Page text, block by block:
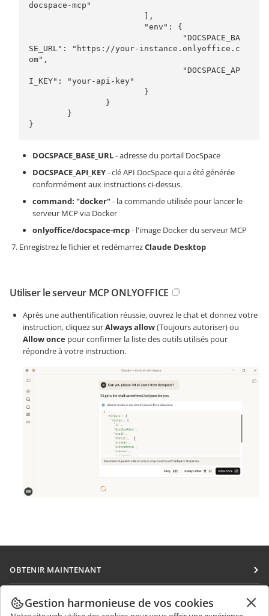
docspace-mcp"
SE_URL": "https://your-instance.onlyoffice.c
om",
I_KEY": "your-api-key"
DOCSPACE_BASE_URL- adresse du portail DocSpace
DOCSPACE_API_KEY- clé API DocSpace qui a été générée
conformément aux instructions ci-dessus.
command: "docker"- la commande utilisée pour lancer le
serveur MCP via Docker
onlyoffice/docspace-mcp- l'image Docker du serveur MCP
Enregistrez le fichier et redémarrezClaude Desktop
Utiliser le serveur MCP ONLYOFFICE
Après une authentification réussie, ouvrez le chat et donnez votre
instruction, cliquez surAlways allow(Toujours autoriser) ou
Allow once pour confirmer la liste des outils utilisés pour
répondre à votre instruction.
OBTENIR MAINTENANT
Docs
DocSpace
COLLABORATION
Gestion harmonieuse de vos cookies